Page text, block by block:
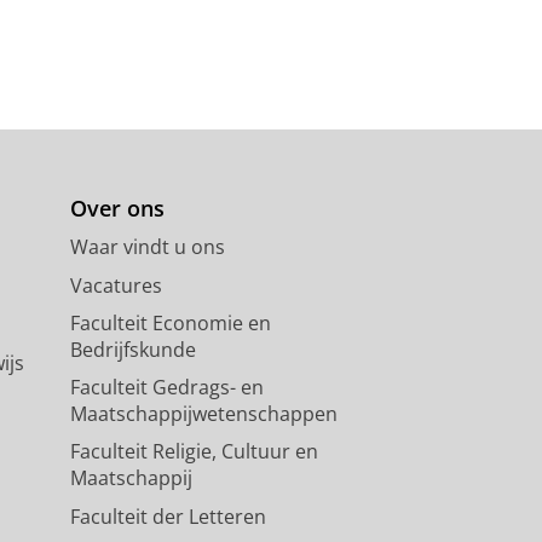
Over ons
Waar vindt u ons
Vacatures
Faculteit Economie en
Bedrijfskunde
Faculteit Gedrags- en
Maatschappijwetenschappen
Faculteit Religie, Cultuur en
Maatschappij
Faculteit der Letteren